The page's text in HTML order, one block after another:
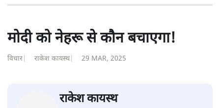
मोदी को नेहरू से कौन बचाएगा!
विचार राकेश कायस्थ 29 MAR, 2025